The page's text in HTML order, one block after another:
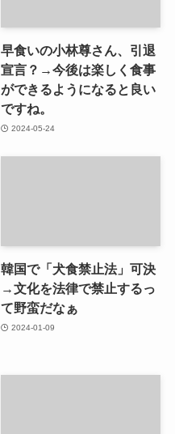
早食いの小林尊さん、引退
宣言？→今後は楽しく食事
ができるようになると良い
ですね。
2024-05-24
韓国で「犬食禁止法」可決
→文化を法律で禁止するっ
て野蛮だなぁ
2024-01-09